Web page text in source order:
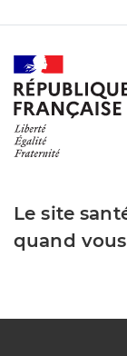
Le site
quand